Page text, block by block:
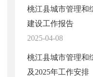
桃江县城市管理和
建设工作报告
2025-04-08
桃江县城市管理和
及2025年工作安排